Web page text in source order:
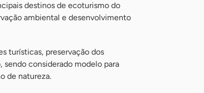
destinos de ecoturismo do
ambiental e desenvolvimento
turísticas, preservação dos
sendo considerado modelo para
de natureza.